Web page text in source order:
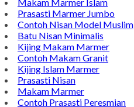
Prasasti Marmer Jumbo
Contoh Nisan Model Muslim
Batu Nisan Minimalis
Kijing Makam Marmer
Contoh Makam Granit
Kijing Islam Marmer
Prasasti Nisan
Makam Marmer
Contoh Prasasti Peresmian